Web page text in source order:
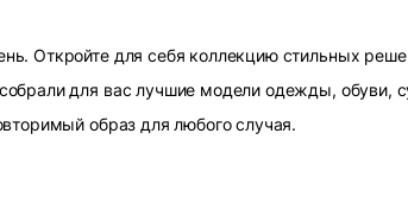
Откройте для себя коллекцию стильных
для вас лучшие модели одежды, обуви,
образ для любого случая.